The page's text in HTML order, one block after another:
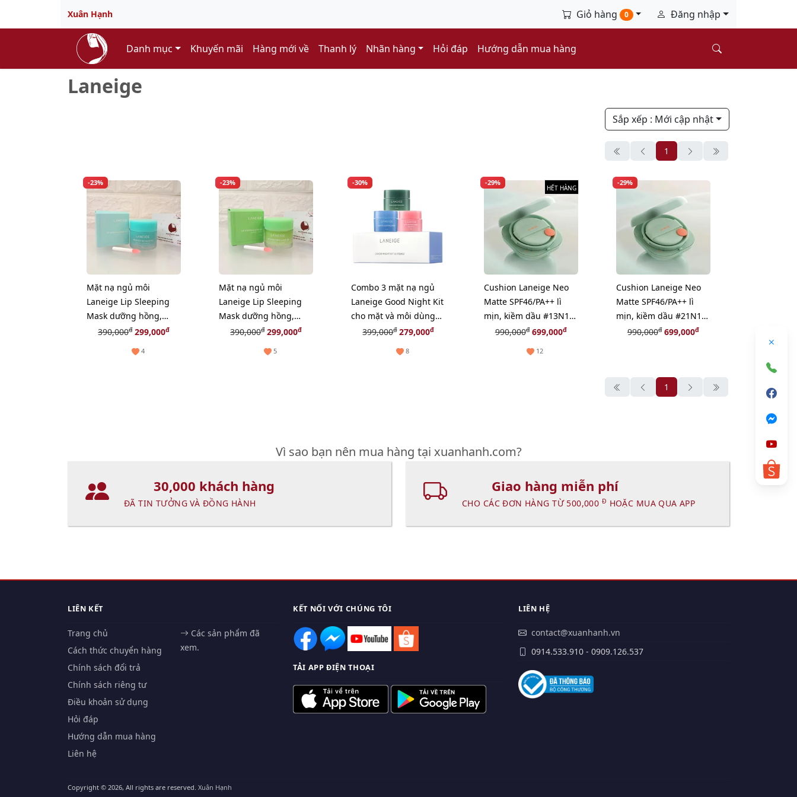
Xuân Hạnh Giỏ hàng 0 Đăng nhập
Danh mục Khuyến mãi Hàng mới về Thanh lý Nhãn hàng Hỏi đáp Hướng dẫn mua hàng
Laneige
Sắp xếp : Mới cập nhật
1
-23%
Mặt nạ ngủ môi
Laneige Lip Sleeping
Mask dưỡng hồng,
căng mềm môi,
390,000đ 299,000đ
4
-23%
Mặt nạ ngủ môi
Laneige Lip Sleeping
Mask dưỡng hồng,
căng mềm môi,
390,000đ299,000đ
5
-30%
Combo 3 mặt nạ ngủ
Laneige Good Night Kit
cho mặt và môi dùng
nhanh
399,000đ279,000đ
8
-29%
HẾT HÀNG
Cushion Laneige Neo
Matte SPF46/PA++ lì
mịn, kiềm dầu #13N1
trắng sáng
990,000đ699,000đ
12
-29%
Cushion Laneige Neo
Matte SPF46/PA++ lì
mịn, kiềm dầu #21N1
sáng tự nhiên
990,000đ699,000đ
1
Vì sao bạn nên mua hàng tại xuanhanh.com?
30,000 khách hàng
ĐÃ TIN TƯỞNG VÀ ĐỒNG HÀNH
Giao hàng miễn phí
CHO CÁC ĐƠN HÀNG TỪ 500,000 Đ HOẶC MUA QUA APP
LIÊN KẾT
Trang chủ
Cách thức chuyển hàng
Chính sách đổi trả
Chính sách riêng tư
Điều khoản sử dụng
Hỏi đáp
Hướng dẫn mua hàng
Liên hệ
Các sản phẩm đã
xem.
KẾT NỐI VỚI CHÚNG TÔI
TẢI APP ĐIỆN THOẠI
LIÊN HỆ
contact@xuanhanh.vn
0914.533.910 - 0909.126.537
Copyright © 2026, All rights are reserved. Xuân Hạnh